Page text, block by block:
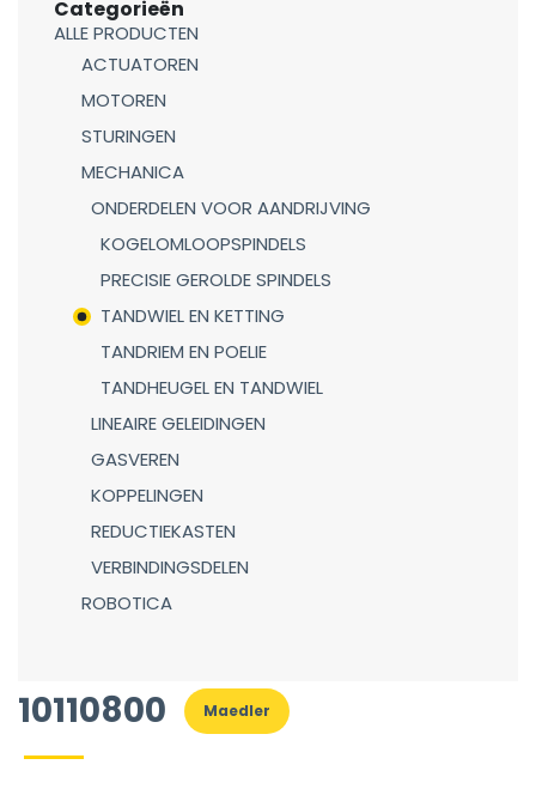
Categorieën
ALLE PRODUCTEN
ACTUATOREN
MOTOREN
STURINGEN
MECHANICA
ONDERDELEN VOOR AANDRIJVING
KOGELOMLOOPSPINDELS
PRECISIE GEROLDE SPINDELS
TANDWIEL EN KETTING
TANDRIEM EN POELIE
TANDHEUGEL EN TANDWIEL
LINEAIRE GELEIDINGEN
GASVEREN
KOPPELINGEN
REDUCTIEKASTEN
VERBINDINGSDELEN
ROBOTICA
10110800 Maedler